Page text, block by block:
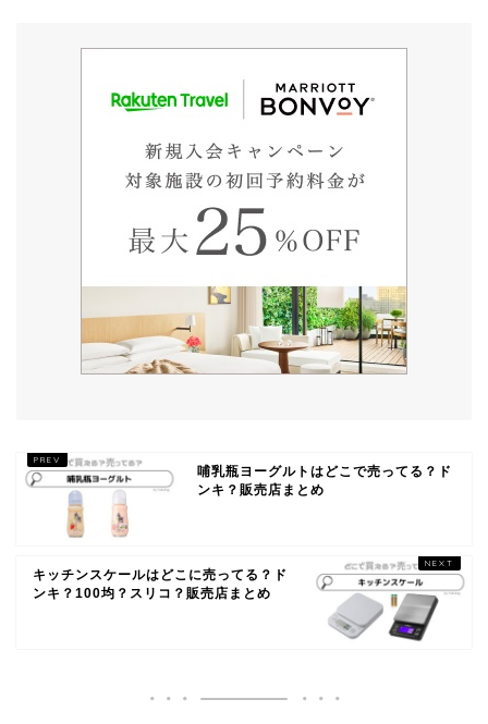
哺乳瓶ヨーグルトはどこで売ってる？ド
ンキ？販売店まとめ
キッチンスケールはどこに売ってる？ド
ンキ？100均？スリコ？販売店まとめ